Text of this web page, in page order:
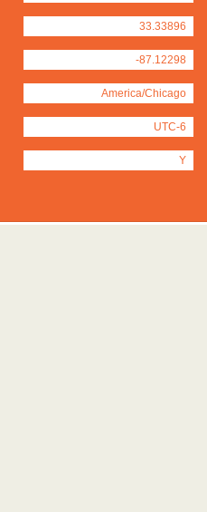
33.33896
-87.12298
America/Chicago
UTC-6
Y